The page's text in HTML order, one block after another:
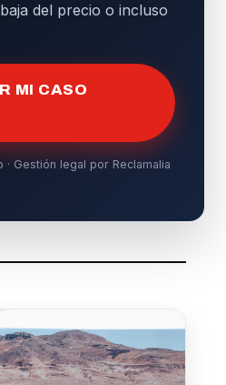
del precio o incluso
MI CASO
Gestión legal por Reclamalia